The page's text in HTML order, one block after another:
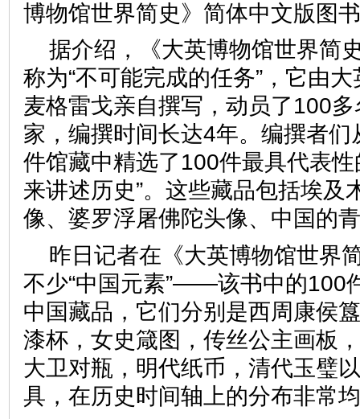
博物馆世界简史》简体中文版图
据介绍，《大英博物馆世界简
称为“不可能完成的任务”，它由
麦格雷戈亲自撰写，动员了100
家，编撰时间长达4年。编撰者
件馆藏中精选了100件最具代表性
来讲述历史”。这些藏品包括埃及
像、婆罗浮屠佛陀头像、中国
昨日记者在《大英博物馆世界
不少“中国元素”——该书中的100
中国藏品，它们分别是西周康侯
漆杯，女史箴图，传丝公主画板
大卫对瓶，明代纸币，清代玉璧
具，在历史时间轴上的分布